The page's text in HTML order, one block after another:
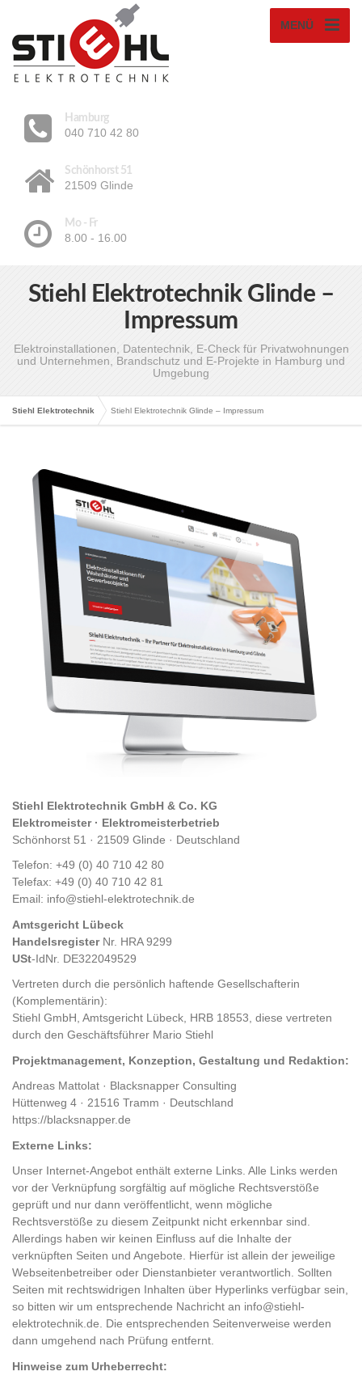
MENÜ
Hamburg
040 710 42 80
Schönhorst 51
21509 Glinde
Mo - Fr
8.00 - 16.00
Stiehl Elektrotechnik Glinde –
Impressum
Elektroinstallationen, Datentechnik, E-Check für Privatwohnungen
und Unternehmen, Brandschutz und E-Projekte in Hamburg und
Umgebung
Stiehl Elektrotechnik Stiehl Elektrotechnik Glinde – Impressum
Stiehl Elektrotechnik GmbH & Co. KG
Elektromeister · Elektromeisterbetrieb
Schönhorst 51 · 21509 Glinde · Deutschland
Telefon: +49 (0) 40 710 42 80
Telefax: +49 (0) 40 710 42 81
Email: info@stiehl-elektrotechnik.de
Amtsgericht Lübeck
Handelsregister Nr. HRA 9299
USt-IdNr. DE322049529
Vertreten durch die persönlich haftende Gesellschafterin
(Komplementärin):
Stiehl GmbH, Amtsgericht Lübeck, HRB 18553, diese vertreten
durch den Geschäftsführer Mario Stiehl
Projektmanagement, Konzeption, Gestaltung und Redaktion:
Andreas Mattolat · Blacksnapper Consulting
Hüttenweg 4 · 21516 Tramm · Deutschland
https://blacksnapper.de
Externe Links:
Unser Internet-Angebot enthält externe Links. Alle Links werden
vor der Verknüpfung sorgfältig auf mögliche Rechtsverstöße
geprüft und nur dann veröffentlicht, wenn mögliche
Rechtsverstöße zu diesem Zeitpunkt nicht erkennbar sind.
Allerdings haben wir keinen Einfluss auf die Inhalte der
verknüpften Seiten und Angebote. Hierfür ist allein der jeweilige
Webseitenbetreiber oder Dienstanbieter verantwortlich. Sollten
Seiten mit rechtswidrigen Inhalten über Hyperlinks verfügbar sein,
so bitten wir um entsprechende Nachricht an info@stiehl-
elektrotechnik.de. Die entsprechenden Seitenverweise werden
dann umgehend nach Prüfung entfernt.
Hinweise zum Urheberrecht: